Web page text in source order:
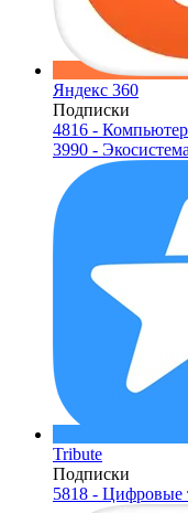
Яндекс 360
Подписки
4816 -
3990 -
Tribute
Подписки
5818 - Цифровые